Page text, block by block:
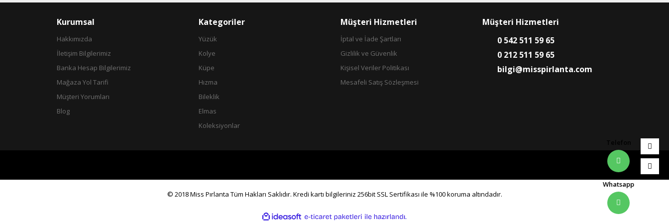
Kurumsal
Hakkımızda
İletişim Bilgilerimiz
Banka Hesap Bilgilerimiz
Mağaza Yol Tarifi
Müşteri Yorumları
Blog
Kategoriler
Yüzük
Kolye
Küpe
Hızma
Bileklik
Elmas
Koleksiyonlar
Müşteri Hizmetleri
İptal ve İade Şartları
Gizlilik ve Güvenlik
Kişisel Veriler Politikası
Mesafeli Satış Sözleşmesi
Müşteri Hizmetleri
0 542 511 59 65
0 212 511 59 65
bilgi@misspirlanta.com
© 2018 Miss Pırlanta Tüm Hakları Saklıdır. Kredi kartı bilgileriniz 256bit SSL Sertifikası ile %100 koruma altındadır.
Whatsapp
ideasoft
e-